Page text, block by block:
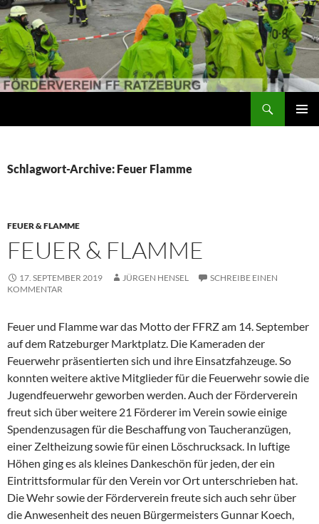
Förderverein der Freiwilligen Feuerwehr Ratzeburg
Schlagwort-Archive: Feuer Flamme
FEUER & FLAMME
FEUER & FLAMME
17. SEPTEMBER 2019 JÜRGEN HENSEL
SCHREIBE EINEN
KOMMENTAR
Feuer und Flamme war das Motto der FFRZ am 14. September
auf dem Ratzeburger Marktplatz. Die Kameraden der
Feuerwehr präsentierten sich und ihre Einsatzfahzeuge. So
konnten weitere aktive Mitglieder für die Feuerwehr sowie die
Jugendfeuerwehr geworben werden. Auch der Förderverein
freut sich über weitere 21 Förderer im Verein sowie einige
Spendenzusagen für die Beschaffung von Taucheranzügen,
einer Zeltheizung sowie für einen Löschrucksack. In luftige
Höhen ging es als kleines Dankeschön für jeden, der ein
Eintrittsformular für den Verein vor Ort unterschrieben hat.
Die Wehr sowie der Förderverein freute sich auch sehr über
die Anwesenheit des neuen Bürgermeisters Gunnar Koech,